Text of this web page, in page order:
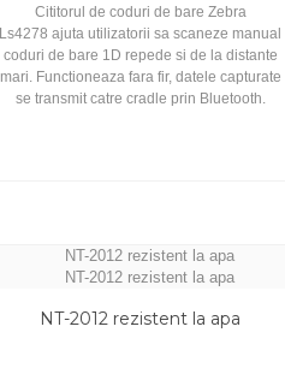
Cititorul de coduri de bare Zebra
Ls4278 ajuta utilizatorii sa scaneze manual
coduri de bare 1D repede si de la distante
mari. Functioneaza fara fir, datele capturate
se transmit catre cradle prin Bluetooth.
NT-2012 rezistent la apa